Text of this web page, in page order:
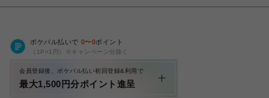
ポケパル払いで 0〜0ポイント
（1P=1円）※キャンペーン分除く
会員登録後、ポケパル払い初回登録&利用で
最大1,500円分ポイント進呈